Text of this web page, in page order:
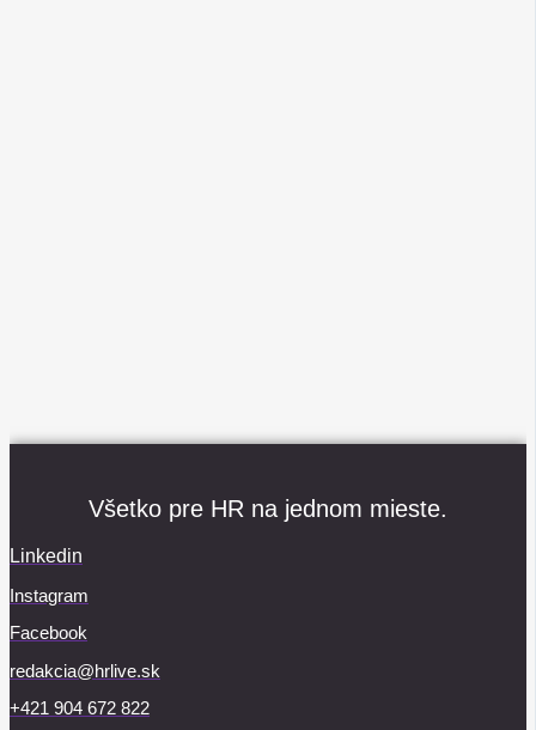
Všetko pre HR na jednom mieste.
Linkedin
Instagram
Facebook
redakcia@hrlive.sk
+421 904 672 822